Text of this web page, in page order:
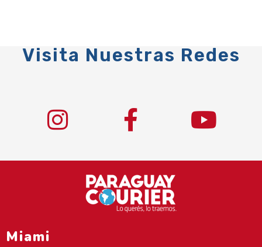
Visita Nuestras Redes
Miami